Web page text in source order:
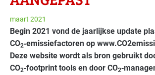
maart 2021
Begin 2021 vond de jaarlijkse update
CO2‑emissiefactoren op
Deze website wordt als bron gebruikt
CO2‑footprint tools en door CO2